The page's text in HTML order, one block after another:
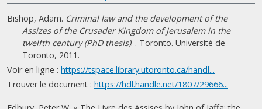
Bishop, Adam. Criminal law and the development of the
Assizes of the Crusader Kingdom of Jerusalem in the
twelfth century (PhD thesis). . Toronto. Université de
Toronto, 2011.
Voir en ligne : https://tspace.library.utoronto.ca/handl...
Trouver le document : https://hdl.handle.net/1807/29666...